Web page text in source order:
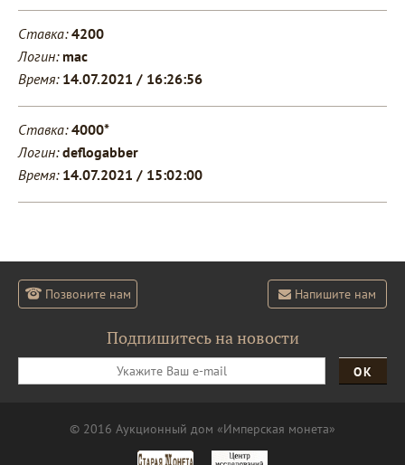
Ставка: 4200
Логин: mac
Время: 14.07.2021 / 16:26:56
Ставка: 4000*
Логин: deflogabber
Время: 14.07.2021 / 15:02:00
Позвоните нам Напишите нам
Подпишитесь на новости
ОК
© 2016 Аукционный дом «Имперская монета»